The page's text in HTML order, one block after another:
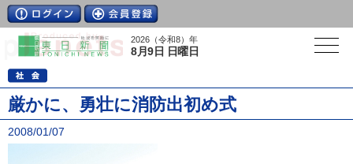
2026（令和8）年
8月9日 日曜日
厳かに、勇壮に消防出初め式
2008/01/07